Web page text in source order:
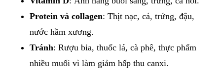
Protein và collagen: Thịt nạc, cá, trứng, đậu,
nước hầm xương.
Tránh: Rượu bia, thuốc lá, cà phê, thực phẩm
nhiều muối vì làm giảm hấp thu canxi.